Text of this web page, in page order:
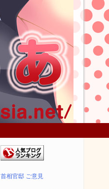
首相官邸 ご意見